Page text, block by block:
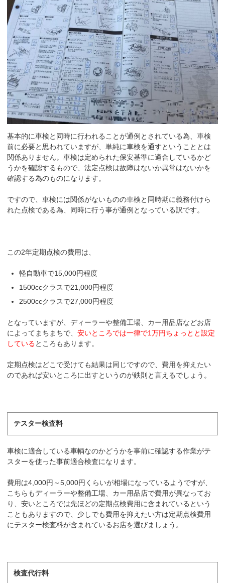
基本的に車検と同時に行われることが通例とされている為、車検
前に必要と思われていますが、単純に車検を通すということとは
関係ありません。車検は定められた保安基準に適合しているかど
うかを確認するもので、法定点検は故障はないか異常はないかを
確認する為のものになります。
ですので、車検には関係がないものの車検と同時期に義務付けら
れた点検である為、同時に行う事が通例となっている訳です。
この2年定期点検の費用は、
軽自動車で15,000円程度
1500ccクラスで21,000円程度
2500ccクラスで27,000円程度
となっていますが、ディーラーや整備工場、カー用品店などお店
によってまちまちで、安いところでは一律で1万円ちょっとと設定
しているところもあります。
定期点検はどこで受けても結果は同じですので、費用を抑えたい
のであれば安いところに出すというのが鉄則と言えるでしょう。
テスター検査料
車検に適合している車輌なのかどうかを事前に確認する作業がテ
スターを使った事前適合検査になります。
費用は4,000円～5,000円くらいが相場になっているようですが、
こちらもディーラーや整備工場、カー用品店で費用が異なってお
り、安いところでは先ほどの定期点検費用に含まれているという
こともありますので、少しでも費用を抑えたい方は定期点検費用
にテスター検査料が含まれているお店を選びましょう。
検査代行料